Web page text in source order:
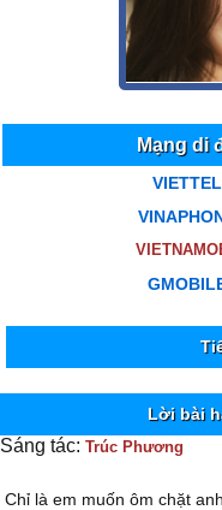
Mạng di
Lời bài
Sáng tác: Trúc Phương
Chỉ là em muốn ôm chặt